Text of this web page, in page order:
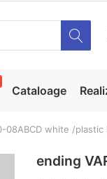
Cataloage
08ABCD white /plastic
ending